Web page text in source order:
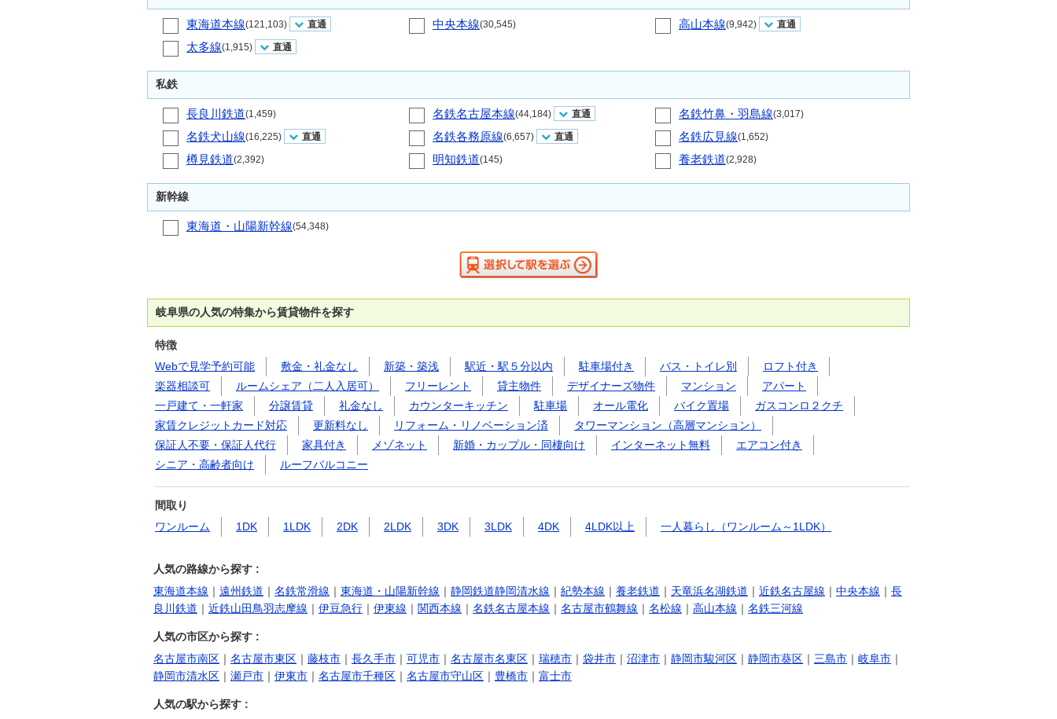
東海道本線(121,103) 直通 中央本線(30,545) 高山本線(9,942) 直通
太多線(1,915) 直通
私鉄
長良川鉄道(1,459) 名鉄名古屋本線(44,184) 直通 名鉄竹鼻・羽島線(3,017)
名鉄犬山線(16,225) 直通 名鉄各務原線(6,657) 直通 名鉄広見線(1,652)
樽見鉄道(2,392) 明知鉄道(145) 養老鉄道(2,928)
新幹線
東海道・山陽新幹線(54,348)
岐阜県の人気の特集から賃貸物件を探す
特徴
Webで見学予約可能
敷金・礼金なし 新築・築浅 駅近・駅５分以内 駐車場付き バス・トイレ別
ロフト付き
楽器相談可
ルームシェア（二人入居可） フリーレント 貸主物件 デザイナーズ物件 マンション
アパート
一戸建て・一軒家
分譲賃貸 礼金なし カウンターキッチン 駐車場 オール電化 バイク置場
ガスコンロ２クチ
家賃クレジットカード対応
更新料なし リフォーム・リノベーション済
タワーマンション（高層マンション）
保証人不要・保証人代行
家具付き メゾネット 新婚・カップル・同棲向け インターネット無料
エアコン付き
シニア・高齢者向け
ルーフバルコニー
間取り
ワンルーム
1DK 1LDK 2DK 2LDK 3DK 3LDK 4DK 4LDK以上 一人暮らし（ワンルーム～1LDK）
人気の路線から探す :
東海道本線 ｜ 遠州鉄道 ｜ 名鉄常滑線 ｜ 東海道・山陽新幹線 ｜ 静岡鉄道静岡清水線 ｜ 紀勢本線 ｜ 養老鉄道 ｜ 天竜浜名湖鉄道 ｜ 近鉄名古屋線 ｜ 中央本線 ｜ 長
良川鉄道 ｜ 近鉄山田鳥羽志摩線 ｜ 伊豆急行 ｜ 伊東線 ｜ 関西本線 ｜ 名鉄名古屋本線 ｜ 名古屋市鶴舞線 ｜ 名松線 ｜ 高山本線 ｜ 名鉄三河線
人気の市区から探す :
名古屋市南区 ｜ 名古屋市東区 ｜ 藤枝市 ｜ 長久手市 ｜ 可児市 ｜ 名古屋市名東区 ｜ 瑞穂市 ｜ 袋井市 ｜ 沼津市 ｜ 静岡市駿河区 ｜ 静岡市葵区 ｜ 三島市 ｜ 岐阜市 ｜
静岡市清水区 ｜ 瀬戸市 ｜ 伊東市 ｜ 名古屋市千種区 ｜ 名古屋市守山区 ｜ 豊橋市 ｜ 富士市
人気の駅から探す :